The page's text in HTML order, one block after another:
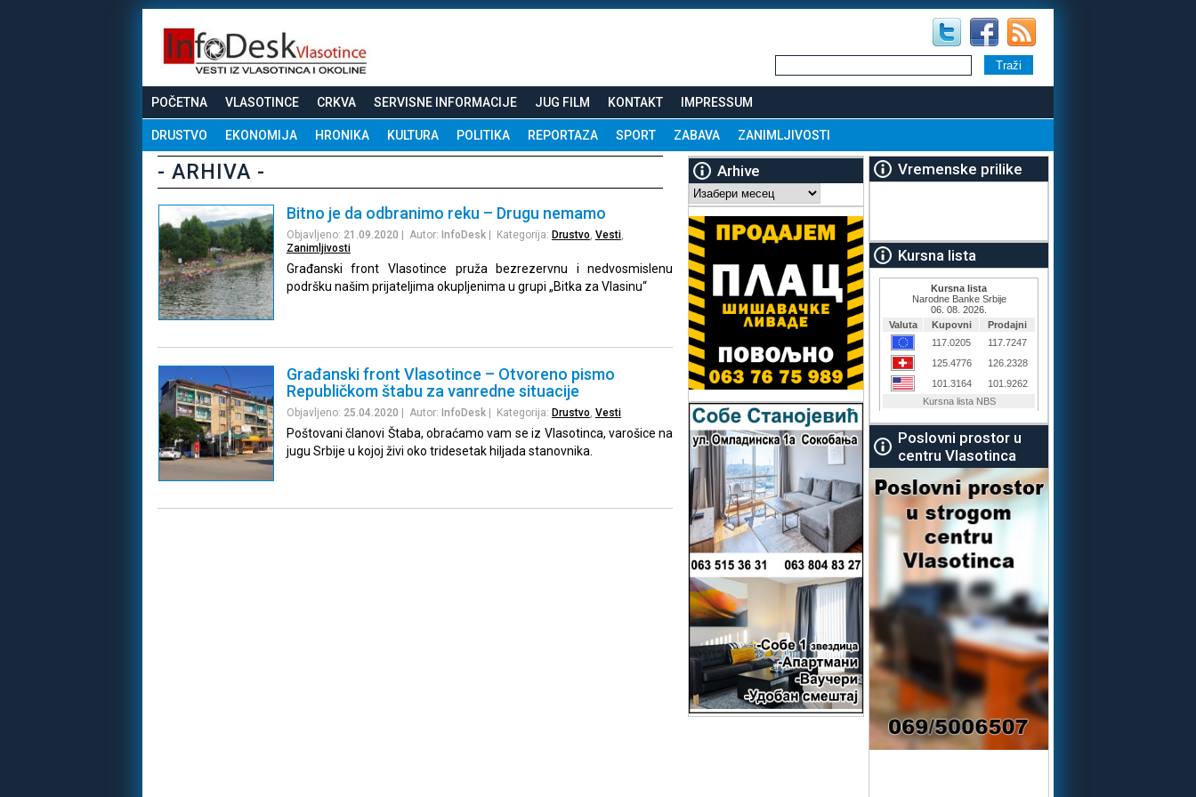
POČETNA VLASOTINCE CRKVA SERVISNE INFORMACIJE JUG FILM KONTAKT IMPRESSUM
DRUSTVO EKONOMIJA HRONIKA KULTURA POLITIKA REPORTAZA SPORT ZABAVA ZANIMLJIVOSTI
- ARHIVA -
Bitno je da odbranimo reku – Drugu nemamo
Objavljeno: 21.09.2020 | Autor: InfoDesk| Kategorija: Drustvo Vesti,
Zanimljivosti
Građanski front Vlasotince pruža bezrezervnu i nedvosmislenu
podršku našim prijateljima okupljenima u grupi „Bitka za Vlasinu“
Građanski front Vlasotince – Otvoreno pismo
Republičkom štabu za vanredne situacije
Objavljeno: 25.04.2020 | Autor: InfoDesk| Kategorija: Drustvo, Vesti
Poštovani članovi Štaba, obraćamo vam se iz Vlasotinca, varošice na
jugu Srbije u kojoj živi oko tridesetak hiljada stanovnika.
Arhive
Arhive
Vremenske prilike
Kursna lista
Poslovni prostor u
centru Vlasotinca